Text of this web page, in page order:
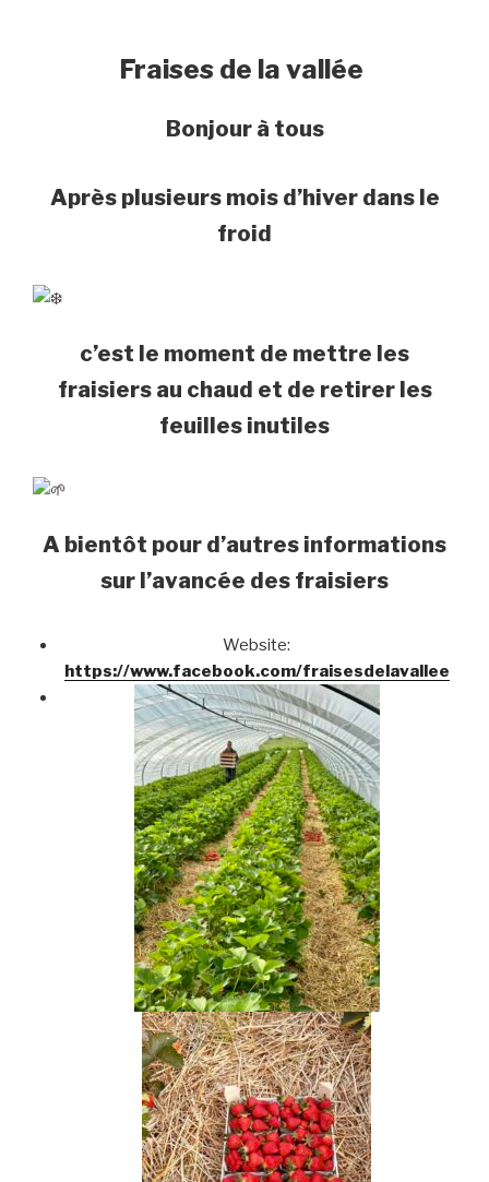
Fraises de la vallée
Bonjour à tous
Après plusieurs mois d’hiver dans le
froid
c’est le moment de mettre les
fraisiers au chaud et de retirer les
feuilles inutiles
A bientôt pour d’autres informations
sur l’avancée des fraisiers
Website:
https://www.facebook.com/fraisesdelavallee